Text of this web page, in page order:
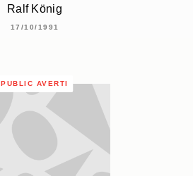
Ralf König
17/10/1991
PUBLIC AVERTI